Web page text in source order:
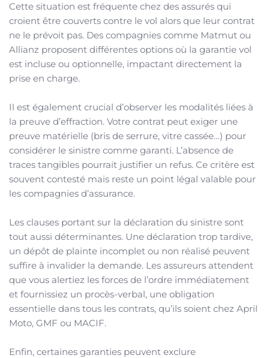
Cette situation est fréquente chez des assurés qui
croient être couverts contre le vol alors que leur contrat
ne le prévoit pas. Des compagnies comme Matmut ou
Allianz proposent différentes options où la garantie vol
est incluse ou optionnelle, impactant directement la
prise en charge.
Il est également crucial d’observer les modalités liées à
la preuve d’effraction. Votre contrat peut exiger une
preuve matérielle (bris de serrure, vitre cassée…) pour
considérer le sinistre comme garanti. L’absence de
traces tangibles pourrait justifier un refus. Ce critère est
souvent contesté mais reste un point légal valable pour
les compagnies d’assurance.
Les clauses portant sur la déclaration du sinistre sont
tout aussi déterminantes. Une déclaration trop tardive,
un dépôt de plainte incomplet ou non réalisé peuvent
suffire à invalider la demande. Les assureurs attendent
que vous alertiez les forces de l’ordre immédiatement
et fournissiez un procès-verbal, une obligation
essentielle dans tous les contrats, qu’ils soient chez April
Moto, GMF ou MACIF.
Enfin, certaines garanties peuvent exclure